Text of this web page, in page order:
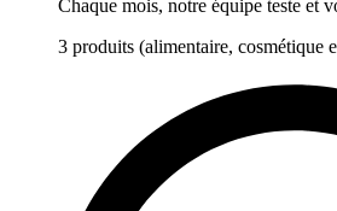
Chaque mois, notre équipe teste et
3 produits (alimentaire, cosmétique